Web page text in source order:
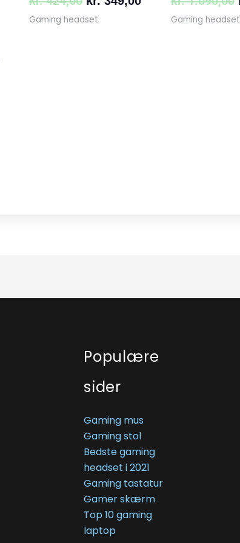
Gaming headset Gaming headset
Populære
sider
Gaming mus
Gaming stol
Bedste gaming
headset i 2021
Gaming tastatur
Gamer skærm
Top 10 gaming
laptop